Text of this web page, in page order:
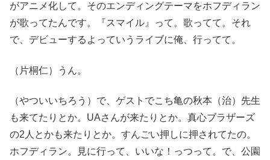
がアニメ化して。そのエンディングテーマをホフディラン
が歌ってたんです。『スマイル』って。歌ってて。それ
で、デビューするよっていうライブに俺、行ってて。
（片桐仁）うん。
（やついいちろう）で、ゲストでこち亀の秋本（治）先生
も来てたりとか。UAさんが来たりとか。真心ブラザーズ
の2人とかも来たりとか。すんごい押しに押されてたの。
ホフディラン。見に行って、いいな！っつって。で、公園